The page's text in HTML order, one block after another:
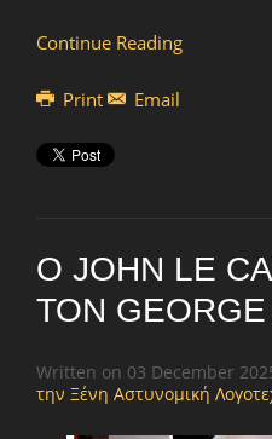
Continue Reading
Print Email
Ο JOHN LE
ΤΟΝ GEORGE
Written on 03 December
την Ξένη Αστυνομική